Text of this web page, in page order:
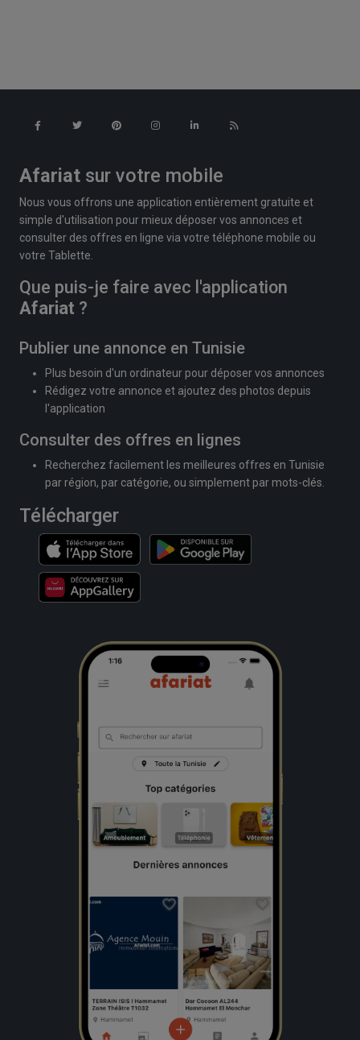
Afariat sur votre mobile
Nous vous offrons une application entièrement gratuite et
simple d'utilisation pour mieux déposer vos annonces et
consulter des offres en ligne via votre téléphone mobile ou
votre Tablette.
Que puis-je faire avec l'application
Afariat ?
Publier une annonce en Tunisie
Plus besoin d'un ordinateur pour déposer vos annonces
Rédigez votre annonce et ajoutez des photos depuis
l'application
Consulter des offres en lignes
Recherchez facilement les meilleures offres en Tunisie
par région, par catégorie, ou simplement par mots-clés.
Télécharger